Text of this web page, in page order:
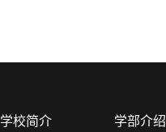
学校简介 学部介绍